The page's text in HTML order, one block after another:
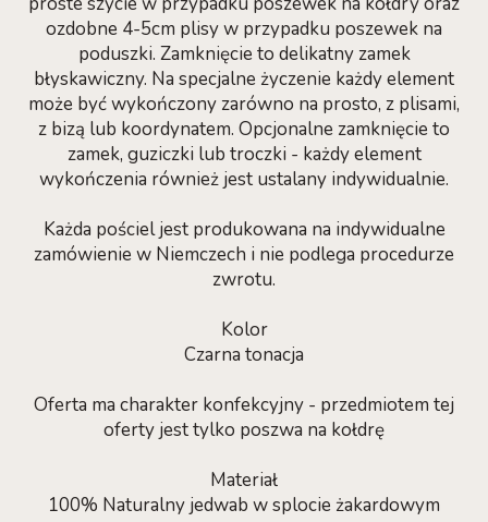
ozdobne 4-5cm plisy w przypadku poszewek na
poduszki. Zamknięcie to delikatny zamek
błyskawiczny. Na specjalne życzenie każdy element
może być wykończony zarówno na prosto, z plisami,
z bizą lub koordynatem. Opcjonalne zamknięcie to
zamek, guziczki lub troczki - każdy element
wykończenia również jest ustalany indywidualnie.
Każda pościel jest produkowana na indywidualne
zamówienie w Niemczech i nie podlega procedurze
zwrotu.
Kolor
Czarna tonacja
Oferta ma charakter konfekcyjny - przedmiotem tej
oferty jest tylko poszwa na kołdrę
Materiał
100% Naturalny jedwab w splocie żakardowym